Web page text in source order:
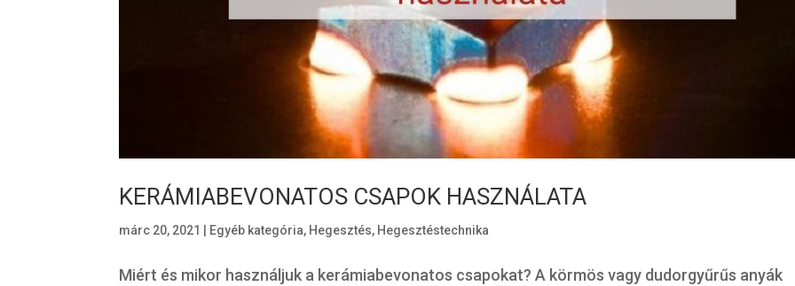
KERÁMIABEVONATOS CSAPOK HASZNÁLATA
márc 20, 2021 Egyéb kategória, Hegesztés, Hegesztéstechnika
Miért és mikor használjuk a kerámiabevonatos csapokat? A körmös vagy dudorgyűrűs anyák